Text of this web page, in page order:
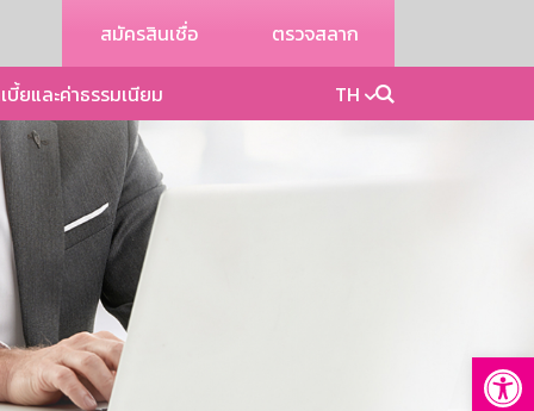
สมัครสินเชื่อ ตรวจสลาก
บี้ยและค่าธรรมเนียม TH